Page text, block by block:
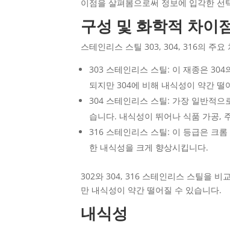
이점을 살펴봄으로써 정보에 입각한 선
구성 및 화학적 차이
스테인리스 스틸 303, 304, 316의 주요
303 스테인리스 스틸: 이 재종은 304
되지만 304에 비해 내식성이 약간 떨
304 스테인리스 스틸: 가장 일반적으
습니다. 내식성이 뛰어나 식품 가공,
316 스테인리스 스틸: 이 등급은 크
한 내식성을 크게 향상시킵니다.
302와 304, 316 스테인리스 스틸을 비
만 내식성이 약간 떨어질 수 있습니다.
내식성